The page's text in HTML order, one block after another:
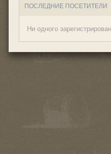
ПОСЛЕДНИЕ ПОСЕТИТЕЛИ
Ни одного